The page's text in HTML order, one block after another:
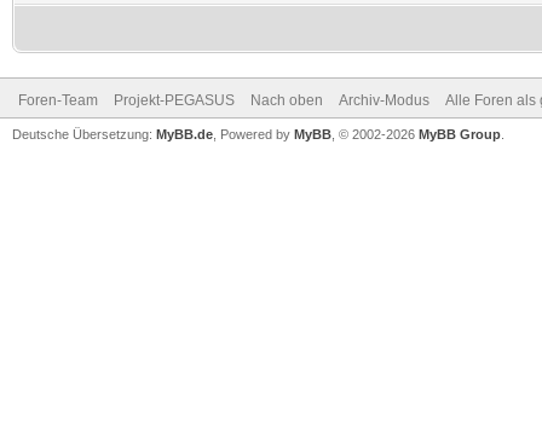
Foren-Team Projekt-PEGASUS Nach oben Archiv-Modus Alle Foren als
Deutsche Übersetzung: MyBB.de , Powered by MyBB , © 2002-2026 MyBB Group